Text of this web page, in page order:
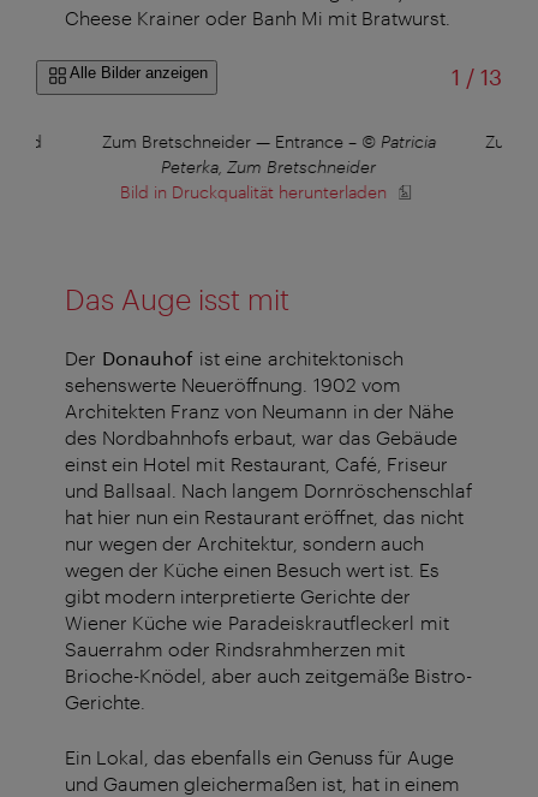
Cheese Krainer oder Banh Mi mit Bratwurst.
Alle Bilder anzeigen 1 /von
13
Zum Bretschneider — Entrance– © Patricia
Peterka, Zum Bretschneider
Bild in Druckqualität herunterladen
Zum
Das Auge isst mit
Der Donauhof ist eine architektonisch
sehenswerte Neueröffnung. 1902 vom
Architekten Franz von Neumann in der Nähe
des Nordbahnhofs erbaut, war das Gebäude
einst ein Hotel mit Restaurant, Café, Friseur
und Ballsaal. Nach langem Dornröschenschlaf
hat hier nun ein Restaurant eröffnet, das nicht
nur wegen der Architektur, sondern auch
wegen der Küche einen Besuch wert ist. Es
gibt modern interpretierte Gerichte der
Wiener Küche wie Paradeiskrautfleckerl mit
Sauerrahm oder Rindsrahmherzen mit
Brioche-Knödel, aber auch zeitgemäße Bistro-
Gerichte.
Ein Lokal, das ebenfalls ein Genuss für Auge
und Gaumen gleichermaßen ist, hat in einem